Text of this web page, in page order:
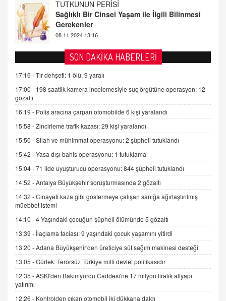
FARUK ÖNALAN
Tezkere Onaylanmasaydı…
2 Kasım 2021 Salı 00:11
AV. DOĞAN CAN DOĞAN
Kişisel verilerin korunması ve dijital hukukun
gelişimi
SEHER EREK
Kış Ayları Geldi, Hangi Önlemler Alınmalı?
9.12.2025 10:11
İNCİ GÜL AKÖL
Trump Keşke Adana'yı da Ziyaret Etse...
06.07.2026 13:00
ADEM AKÖL
Esed Destekçilerinin Yüzüne Vurulan Şamar:
Sednaya
11.12.2024 12:30
DR. EKREM ASLAN
Gerçek Ne, Algı Ne? "Beraber Yürüyoruz"
Cümlesinin Peşinden
SON DAKİKA HABERLERİ
17:16 -Tır dehşeti: 1 ölü, 9 yaralı
17:00 - 198 saatlik kamera incelemesiyle suç örgütüne operasyon: 12
gözaltı
16:19 - Polis aracına çarpan otomobilde 6 kişi yaralandı
15:58 -Zincirleme trafik kazası: 29 kişi yaralandı
15:50 -Silah ve mühimmat operasyonu: 2 şüpheli tutuklandı
15:42 -Yasa dışı bahis operasyonu: 1 tutuklama
15:04 -71 ilde uyuşturucu operasyonu: 844 şüpheli tutuklandı
14:52 -Antalya Büyükşehir soruşturmasında 2 gözaltı
14:32 -Cinayeti kaza gibi göstermeye çalışan sanığa ağırlaştırılmış
müebbet istemi
14:10 -4 Yaşındaki çocuğun şüpheli ölümünde 5 gözaltı
13:39 - İlaçlama faciası: 9 yaşındaki çocuk yaşamını yitirdi
13:20 -Adana Büyükşehir'den üreticiye süt sağım makinesi desteği
13:05 -Gürlek: Terörsüz Türkiye milli devlet politikasıdır
12:35 -ASKİ'den Bakımyurdu Caddesi'ne 17 milyon liralık altyapı
yatırımı
12:26 - Kontrolden çıkan otomobil iki dükkana daldı